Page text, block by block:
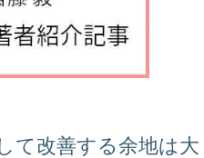
て改善する余地は大